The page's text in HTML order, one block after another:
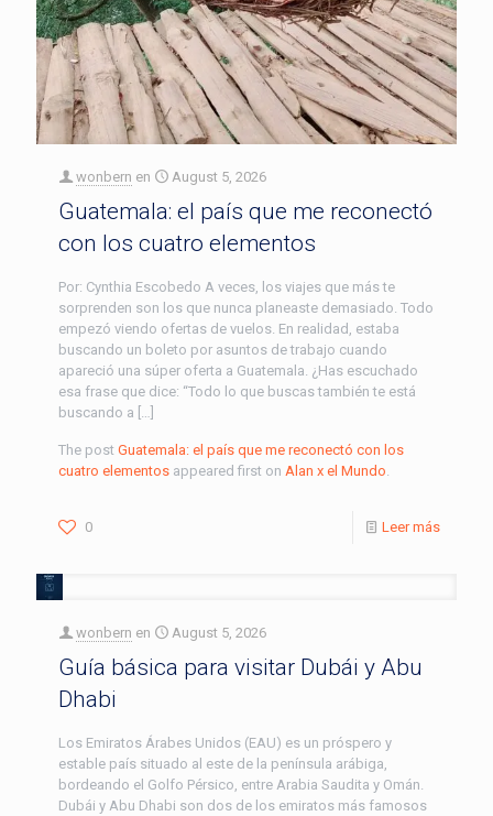
wonbern en August 5, 2026
Guatemala: el país que me reconectó
con los cuatro elementos
Por: Cynthia Escobedo A veces, los viajes que más te
sorprenden son los que nunca planeaste demasiado. Todo
empezó viendo ofertas de vuelos. En realidad, estaba
buscando un boleto por asuntos de trabajo cuando
apareció una súper oferta a Guatemala. ¿Has escuchado
esa frase que dice: “Todo lo que buscas también te está
buscando a […]
The post Guatemala: el país que me reconectó con los
cuatro elementos appeared first on Alan x el Mundo
0 Leer más
wonbern en August 5, 2026
Guía básica para visitar Dubái y Abu
Dhabi
Los Emiratos Árabes Unidos (EAU) es un próspero y
estable país situado al este de la península arábiga,
bordeando el Golfo Pérsico, entre Arabia Saudita y Omán.
Dubái y Abu Dhabi son dos de los emiratos más famosos